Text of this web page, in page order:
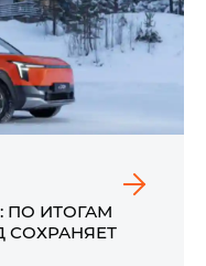
ПО ИТОГАМ
СОХРАНЯЕТ